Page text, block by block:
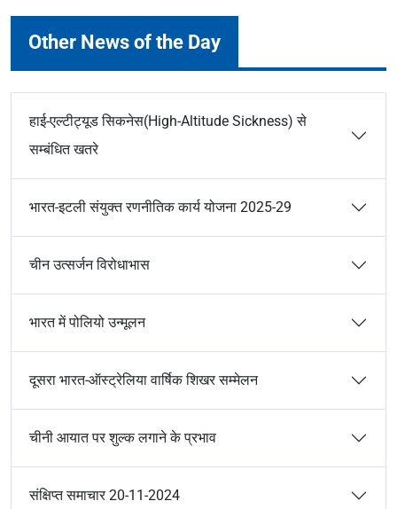
Other News of the Day
हाई-एल्टीट्यूड सिकनेस(High-Altitude Sickness) से
सम्बंधित खतरे
भारत-इटली संयुक्त रणनीतिक कार्य योजना 2025-29
चीन उत्सर्जन विरोधाभास
भारत में पोलियो उन्मूलन
दूसरा भारत-ऑस्ट्रेलिया वार्षिक शिखर सम्मेलन
चीनी आयात पर शुल्क लगाने के प्रभाव
संक्षिप्त समाचार 20-11-2024